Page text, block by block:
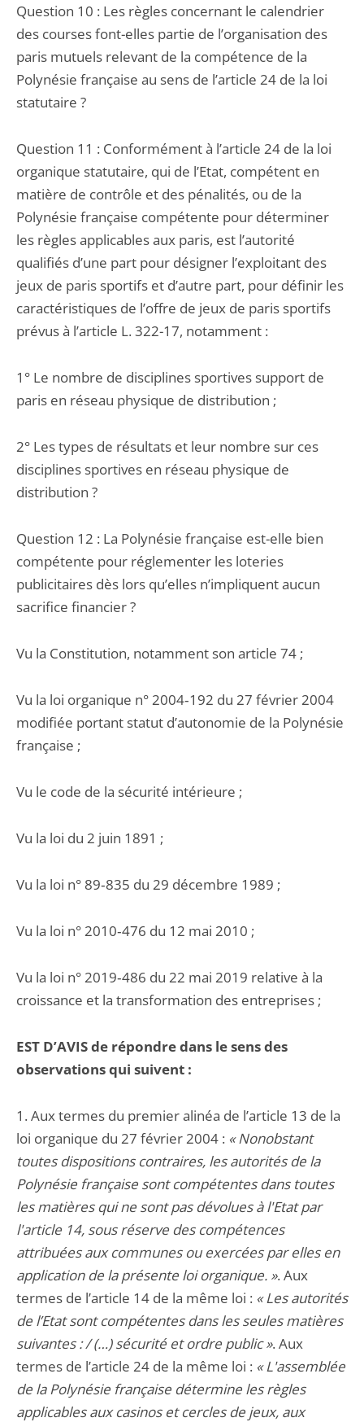
Question 10 : Les règles concernant le calendrier
des courses font-elles partie de l’organisation des
paris mutuels relevant de la compétence de la
Polynésie française au sens de l’article 24 de la loi
statutaire ?
Question 11 : Conformément à l’article 24 de la loi
organique statutaire, qui de l’Etat, compétent en
matière de contrôle et des pénalités, ou de la
Polynésie française compétente pour déterminer
les règles applicables aux paris, est l’autorité
qualifiés d’une part pour désigner l’exploitant des
jeux de paris sportifs et d’autre part, pour définir les
caractéristiques de l’offre de jeux de paris sportifs
prévus à l’article L. 322-17, notamment :
1° Le nombre de disciplines sportives support de
paris en réseau physique de distribution ;
2° Les types de résultats et leur nombre sur ces
disciplines sportives en réseau physique de
distribution ?
Question 12 : La Polynésie française est-elle bien
compétente pour réglementer les loteries
publicitaires dès lors qu’elles n’impliquent aucun
sacrifice financier ?
Vu la Constitution, notamment son article 74 ;
Vu la loi organique n° 2004‑192 du 27 février 2004
modifiée portant statut d’autonomie de la Polynésie
française ;
Vu le code de la sécurité intérieure ;
Vu la loi du 2 juin 1891 ;
Vu la loi n° 89‑835 du 29 décembre 1989 ;
Vu la loi n° 2010‑476 du 12 mai 2010 ;
Vu la loi n° 2019‑486 du 22 mai 2019 relative à la
croissance et la transformation des entreprises ;
EST D’AVIS de répondre dans le sens des
observations qui suivent :
1. Aux termes du premier alinéa de l’article 13 de la
loi organique du 27 février 2004 : « Nonobstant
toutes dispositions contraires, les autorités de la
Polynésie française sont compétentes dans toutes
les matières qui ne sont pas dévolues à l'Etat par
l'article 14, sous réserve des compétences
attribuées aux communes ou exercées par elles en
application de la présente loi organique. ». Aux
termes de l’article 14 de la même loi : « Les autorités
de l’Etat sont compétentes dans les seules matières
suivantes : / (…) sécurité et ordre public ». Aux
termes de l’article 24 de la même loi : « L'assemblée
de la Polynésie française détermine les règles
applicables aux casinos et cercles de jeux, aux